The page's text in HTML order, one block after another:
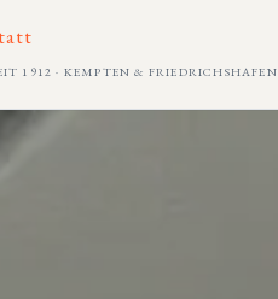
1912 · KEMPTEN & FRIEDRICHSHAFEN